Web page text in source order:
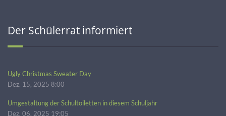
Der Schülerrat informiert
Ugly Christmas Sweater Day
Dez. 15, 2025 8:00
Umgestaltung der Schultoiletten in diesem Schuljahr
Dez. 06, 2025 19:05